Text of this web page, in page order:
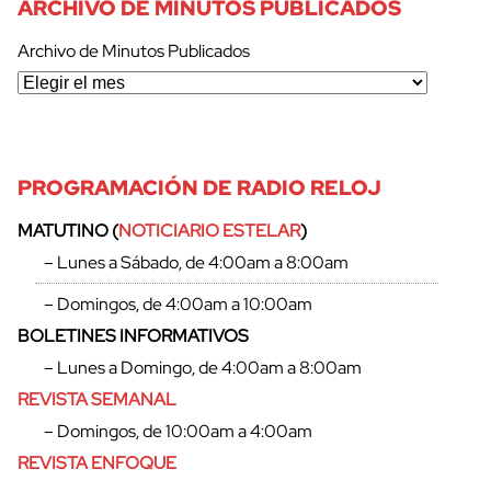
cerrar
ARCHIVO DE MINUTOS PUBLICADOS
Archivo de Minutos Publicados
PROGRAMACIÓN DE RADIO RELOJ
MATUTINO (NOTICIARIO ESTELAR)
– Lunes a Sábado, de 4:00am a 8:00am
– Domingos, de 4:00am a 10:00am
BOLETINES INFORMATIVOS
– Lunes a Domingo, de 4:00am a 8:00am
REVISTA SEMANAL
– Domingos, de 10:00am a 4:00am
REVISTA ENFOQUE